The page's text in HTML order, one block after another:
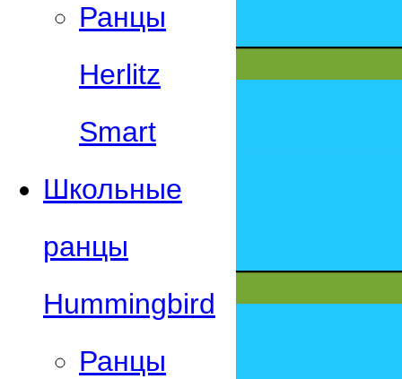
Ранцы
Herlitz
Smart
Школьные
ранцы
Hummingbird
Ранцы